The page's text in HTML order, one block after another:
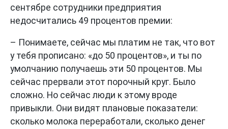
сентябре сотрудники предприятия
недосчитались 49 процентов премии:
– Понимаете, сейчас мы платим не так, что вот
у тебя прописано: «до 50 процентов», и ты по
умолчанию получаешь эти 50 процентов. Мы
сейчас прервали этот порочный круг. Было
сложно. Но сейчас люди к этому вроде
привыкли. Они видят плановые показатели:
сколько молока переработали, сколько денег